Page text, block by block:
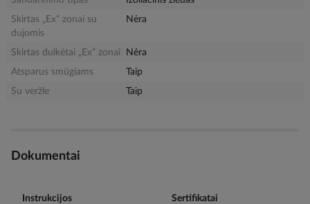
Skirtas „Ex“ zonai su
dujomis
Nėra
Skirtas dulkėtai „Ex“ zonai
Nėra
Atsparus smūgiams
Taip
Su veržle
Taip
Dokumentai
Instrukcijos Sertifikatai